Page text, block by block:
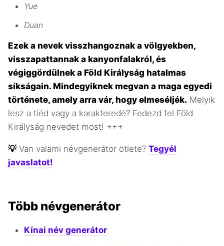
Yue
Duan
Ezek a nevek visszhangoznak a völgyekben,
visszapattannak a kanyonfalakról, és
végiggördülnek a Föld Királyság hatalmas
síkságain. Mindegyiknek megvan a maga egyedi
története, amely arra vár, hogy elmeséljék. Melyik
lesz a tiéd vagy a karakteredé? Fedezd fel Föld
Királyság nevedet most! +++
💡 Van valami névgenerátor ötlete? Tegyél
javaslatot!
Több névgenerátor
Kínai név generátor